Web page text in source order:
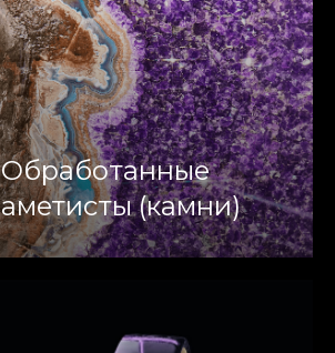
Обработанные
аметисты (камни)